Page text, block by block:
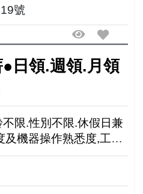
號
日領.週領.月領
限.性別不限.休假日兼
及機器操作熟悉度,工作